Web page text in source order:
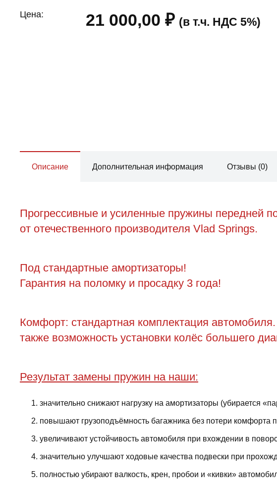
Цена: 21 000,00₽ (в т.ч. НДС 5%)
Описание Дополнительная информация Отзывы (0)
Прогрессивные и усиленные пружины передней
от отечественного производителя Vlad Springs.
Под стандартные амортизаторы!
Гарантия на поломку и просадку 3 года!
Комфорт: стандартная комплектация
также возможность установки колёс большего
Результат замены пружин на наши:
значительно снижают нагрузку на амортизаторы (убирается
повышают грузоподъёмность багажника без потери комфорта
увеличивают устойчивость автомобиля при вхождении в
значительно улучшают ходовые качества подвески при
полностью убирают валкость, крен, пробои и «кивки»